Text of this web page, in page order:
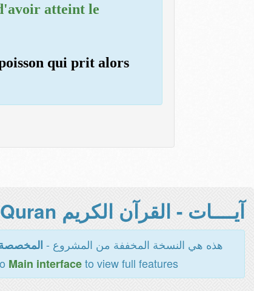
atteint le
qui prit alors
آيــــات - القرآن الكريم Holy Quran -
هذه هي النسخة المخففة من المشروع - المخصصة
Main interfaceto view full features